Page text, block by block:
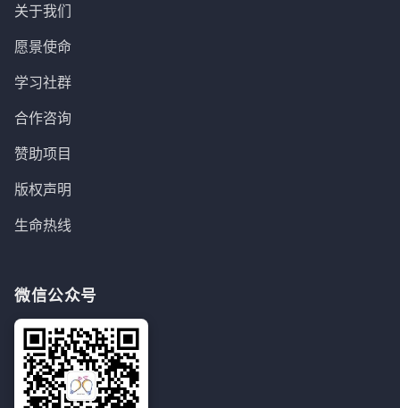
关于我们
愿景使命
学习社群
合作咨询
赞助项目
版权声明
生命热线
微信公众号